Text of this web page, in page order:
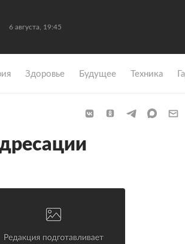
6 августа, 19:45
Здоровье Будущее Техника